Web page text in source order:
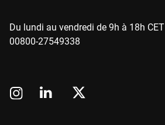
Du lundi au vendredi de 9h à 18h CET
00800-27549338